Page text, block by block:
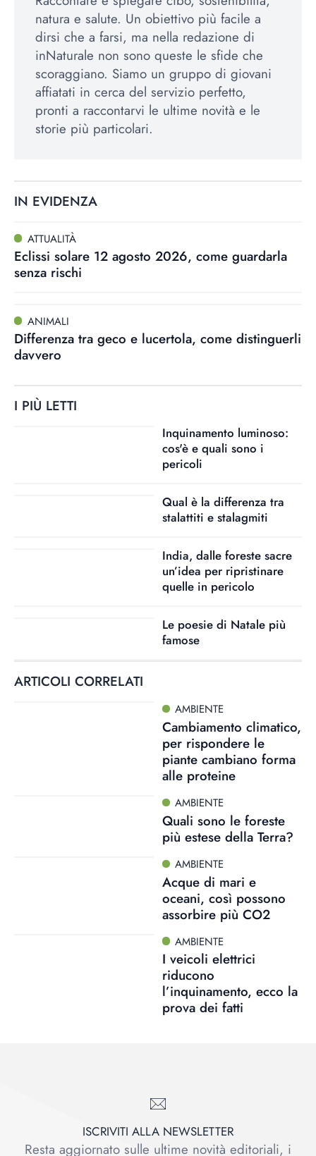
natura e salute. Un obiettivo più facile a
dirsi che a farsi, ma nella redazione di
inNaturale non sono queste le sfide che
scoraggiano. Siamo un gruppo di giovani
affiatati in cerca del servizio perfetto,
pronti a raccontarvi le ultime novità e le
storie più particolari.
IN EVIDENZA
ATTUALITÀ
Eclissi solare 12 agosto 2026, come guardarla
senza rischi
ANIMALI
Differenza tra geco e lucertola, come distinguerli
davvero
I PIÙ LETTI
Inquinamento luminoso:
cos'è e quali sono i
pericoli
Qual è la differenza tra
stalattiti e stalagmiti
India, dalle foreste sacre
un’idea per ripristinare
quelle in pericolo
Le poesie di Natale più
famose
ARTICOLI CORRELATI
AMBIENTE
Cambiamento climatico,
per rispondere le
piante cambiano forma
alle proteine
AMBIENTE
Quali sono le foreste
più estese della Terra?
AMBIENTE
Acque di mari e
oceani, così possono
assorbire più CO2
AMBIENTE
I veicoli elettrici
riducono
l’inquinamento, ecco la
prova dei fatti
ISCRIVITI ALLA NEWSLETTER
Resta aggiornato sulle ultime novità editoriali, i